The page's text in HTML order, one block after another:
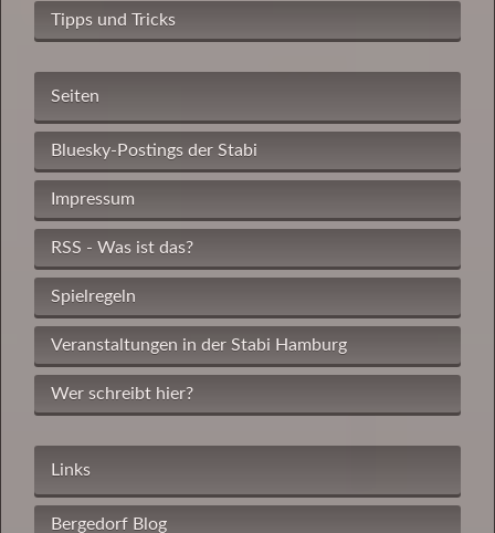
Tipps und Tricks
Seiten
Bluesky-Postings der Stabi
Impressum
RSS - Was ist das?
Spielregeln
Veranstaltungen in der Stabi Hamburg
Wer schreibt hier?
Links
Bergedorf Blog